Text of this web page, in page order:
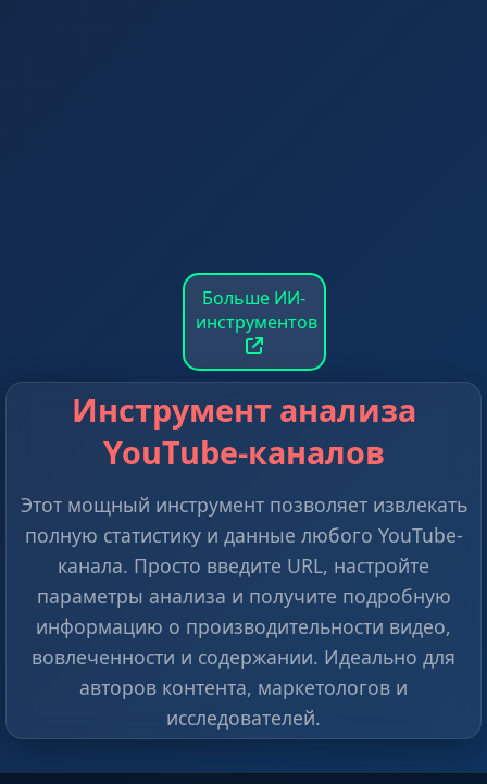
Больше ИИ-
инструментов
Инструмент анализа
YouTube-каналов
Этот мощный инструмент позволяет извлекать
полную статистику и данные любого YouTube-
канала. Просто введите URL, настройте
параметры анализа и получите подробную
информацию о производительности видео,
вовлеченности и содержании. Идеально для
авторов контента, маркетологов и
исследователей.